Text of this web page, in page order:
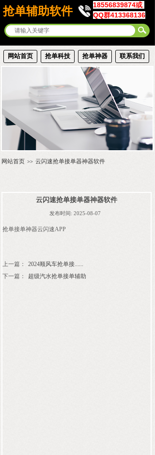
抢单辅助软件
18556839874或
QQ群413368136
网站首页 抢单科技 抢单神器 联系我们
网站首页 >> 云闪速抢单接单器神器软件
云闪速抢单接单器神器软件
发布时间: 2025-08-07
抢单接单神器云闪速APP
上一篇：
2024顺风车抢单接......
下一篇：
超级汽水抢单接单辅助